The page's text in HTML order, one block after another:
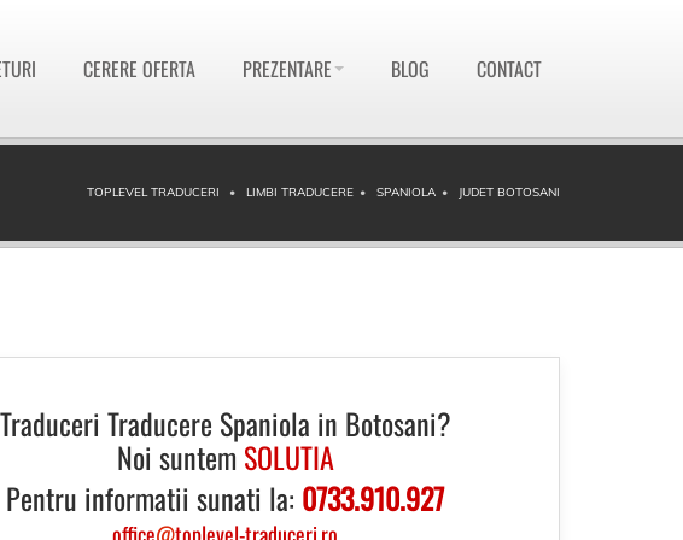
CERERE OFERTA PREZENTARE BLOG CONTACT
TOPLEVEL TRADUCERI LIMBI TRADUCERE SPANIOLA JUDET BOTOSANI
Traduceri Traducere Spaniola in Botosani?
Noi suntemSOLUTIA
Pentru informatii sunati la: 0733.910.927